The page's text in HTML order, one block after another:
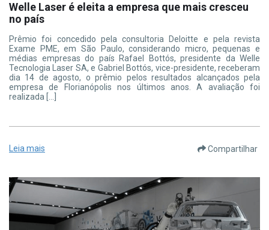
Welle Laser é eleita a empresa que mais cresceu
no país
Prêmio foi concedido pela consultoria Deloitte e pela revista
Exame PME, em São Paulo, considerando micro, pequenas e
médias empresas do país Rafael Bottós, presidente da Welle
Tecnologia Laser SA, e Gabriel Bottós, vice-presidente, receberam
dia 14 de agosto, o prêmio pelos resultados alcançados pela
empresa de Florianópolis nos últimos anos. A avaliação foi
realizada […]
Leia mais Compartilhar